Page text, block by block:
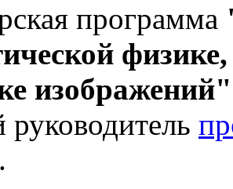
программа
изображений"
.